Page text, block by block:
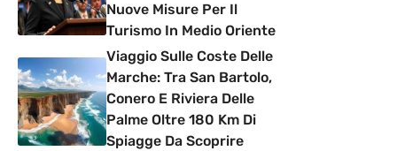
Nuove Misure Per Il
Turismo In Medio Oriente
Viaggio Sulle Coste Delle
Marche: Tra San Bartolo,
Conero E Riviera Delle
Palme Oltre 180 Km Di
Spiagge Da Scoprire